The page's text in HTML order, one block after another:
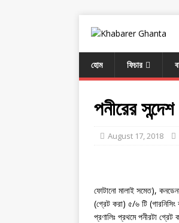
হোম ফিচার
পনীরের সন্দেশ
August 17, 2018
ফোটানো মালাই সমেত),
(গ্রেট করা) ৫/৬ টি
প্রণালিঃ প্রথমে পনীরটা